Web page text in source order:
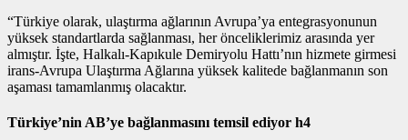
“Türkiye olarak, ulaştırma ağlarının Avrupa’ya entegrasyonunun
yüksek standartlarda sağlanması, her önceliklerimiz arasında yer
almıştır. İşte, Halkalı-Kapıkule Demiryolu Hattı’nın hizmete girmesi
irans-Avrupa Ulaştırma Ağlarına yüksek kalitede bağlanmanın son
aşaması tamamlanmış olacaktır.
Türkiye’nin AB’ye bağlanmasını temsil ediyor h4